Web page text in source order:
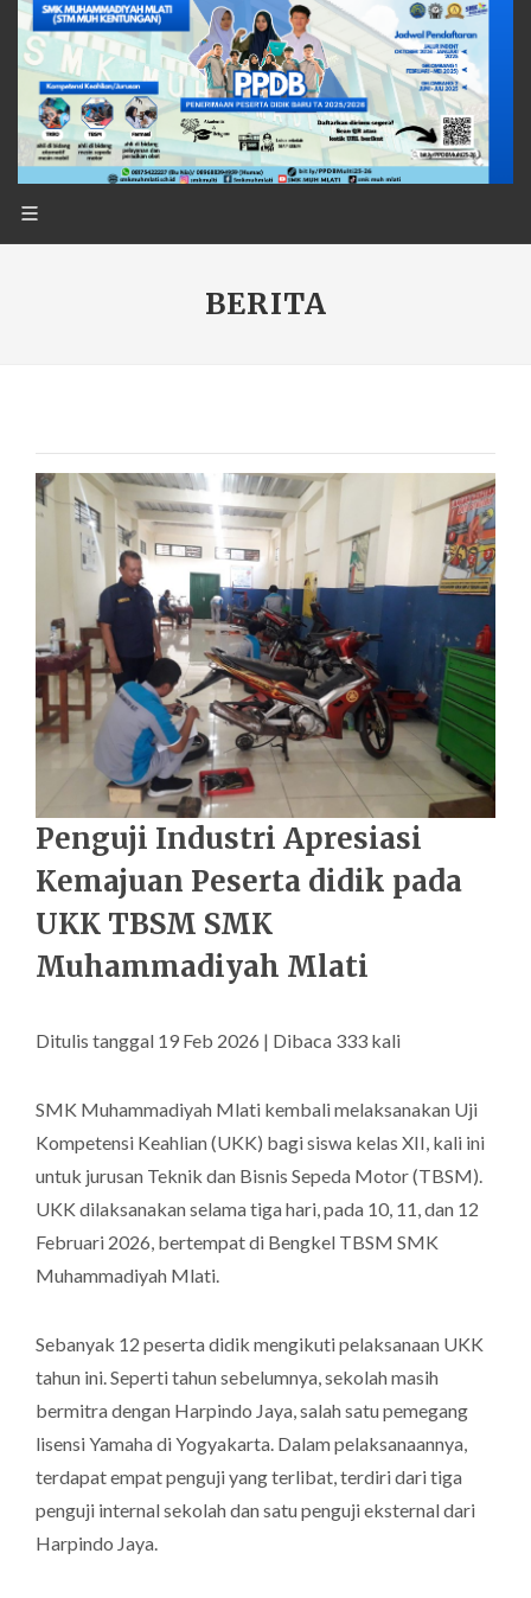
BERITA
Penguji Industri Apresiasi
Kemajuan Peserta didik pada
UKK TBSM SMK
Muhammadiyah Mlati
Ditulis tanggal 19 Feb 2026 | Dibaca 333 kali
SMK Muhammadiyah Mlati kembali melaksanakan Uji
Kompetensi Keahlian (UKK) bagi siswa kelas XII, kali ini
untuk jurusan Teknik dan Bisnis Sepeda Motor (TBSM).
UKK dilaksanakan selama tiga hari, pada 10, 11, dan 12
Februari 2026, bertempat di Bengkel TBSM SMK
Muhammadiyah Mlati.
Sebanyak 12 peserta didik mengikuti pelaksanaan UKK
tahun ini. Seperti tahun sebelumnya, sekolah masih
bermitra dengan Harpindo Jaya , salah satu pemegang
lisensi Yamaha di Yogyakarta. Dalam pelaksanaannya,
terdapat empat penguji yang terlibat, terdiri dari tiga
penguji internal sekolah dan satu penguji eksternal dari
Harpindo Jaya.